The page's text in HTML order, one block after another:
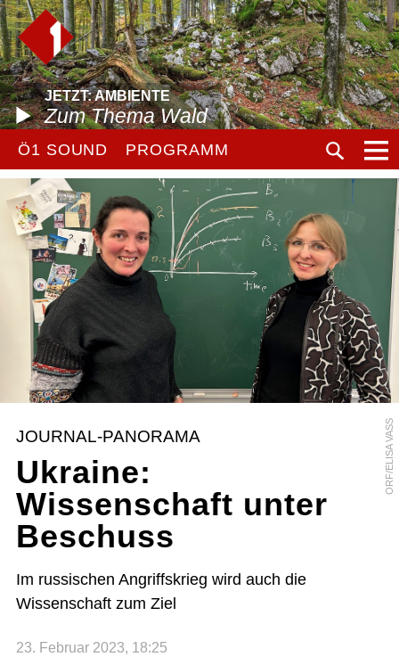
JETZT: AMBIENTE
Zum Thema Wald
Ö1 SOUND PROGRAMM
ORF/ELISA VASS
JOURNAL-PANORAMA
Ukraine:
Wissenschaft unter
Beschuss
Im russischen Angriffskrieg wird auch die
Wissenschaft zum Ziel
23. Februar 2023, 18:25